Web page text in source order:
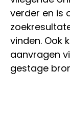
verder en is
vinden. Ook
aanvragen
gestage